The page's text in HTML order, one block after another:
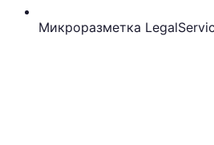
Микроразметка